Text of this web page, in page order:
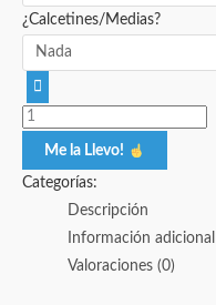
¿Calcetines/Medias?
Me la Llevo!
Categorías:
Descripción
Información adicional
Valoraciones (0)